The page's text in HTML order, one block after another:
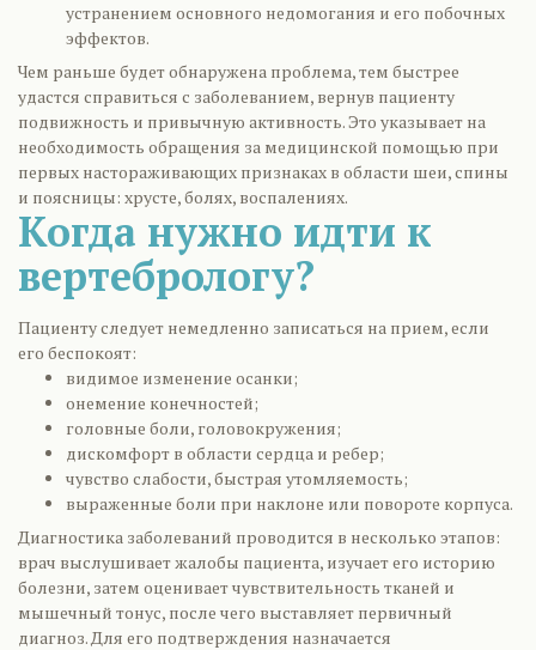
устранением основного недомогания и его побочных
эффектов.
Чем раньше будет обнаружена проблема, тем быстрее
удастся справиться с заболеванием, вернув пациенту
подвижность и привычную активность. Это указывает на
необходимость обращения за медицинской помощью при
первых настораживающих признаках в области шеи, спины
и поясницы: хрусте, болях, воспалениях.
Когда нужно идти к
вертебрологу?
Пациенту следует немедленно записаться на прием, если
его беспокоят:
видимое изменение осанки;
онемение конечностей;
головные боли, головокружения;
дискомфорт в области сердца и ребер;
чувство слабости, быстрая утомляемость;
выраженные боли при наклоне или повороте корпуса.
Диагностика заболеваний проводится в несколько этапов:
врач выслушивает жалобы пациента, изучает его историю
болезни, затем оценивает чувствительность тканей и
мышечный тонус, после чего выставляет первичный
диагноз. Для его подтверждения назначается